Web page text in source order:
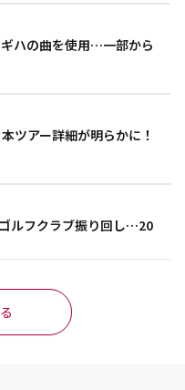
ハの曲を使用…一部から
ツアー詳細が明らかに！
ルフクラブ振り回し…20